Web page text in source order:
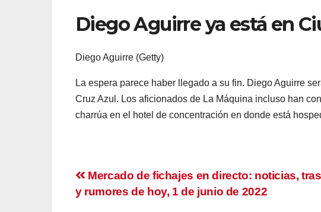
Diego Aguirre ya está en
Diego Aguirre (Getty)
La espera parece haber llegado a su fin. Diego Aguirre
Cruz Azul. Los aficionados de La Máquina incluso han
charrúa en el hotel de concentración en donde está
Navegación
de
Mercado de fichajes en directo: noticias,
y rumores de hoy, 1 de junio de 2022